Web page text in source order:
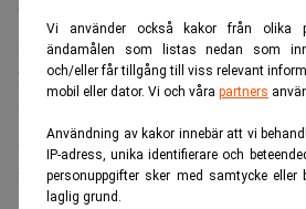
Vi använder också kakor från olika
ändamålen som listas nedan som
och/eller får tillgång till viss relevant
mobil eller dator. Vi och våra partners
Användning av kakor innebär att vi
IP-adress, unika identifierare och
personuppgifter sker med samtycke
laglig grund.
”Jag tror att de bästa dagarna ligger
som tillade att han inte är tvingad
köp på grund av bolagets
ville göra detta känt för aktieägarna.
Spotify har backat 70 procent på
februari förra året.